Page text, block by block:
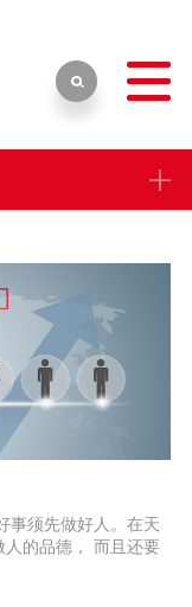
事须先做好人。在天
的品德， 而且还要